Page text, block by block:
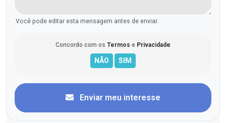
Você pode editar esta mensagem antes de enviar.
Concordo com os Termos e Privacidade
Enviar meu interesse